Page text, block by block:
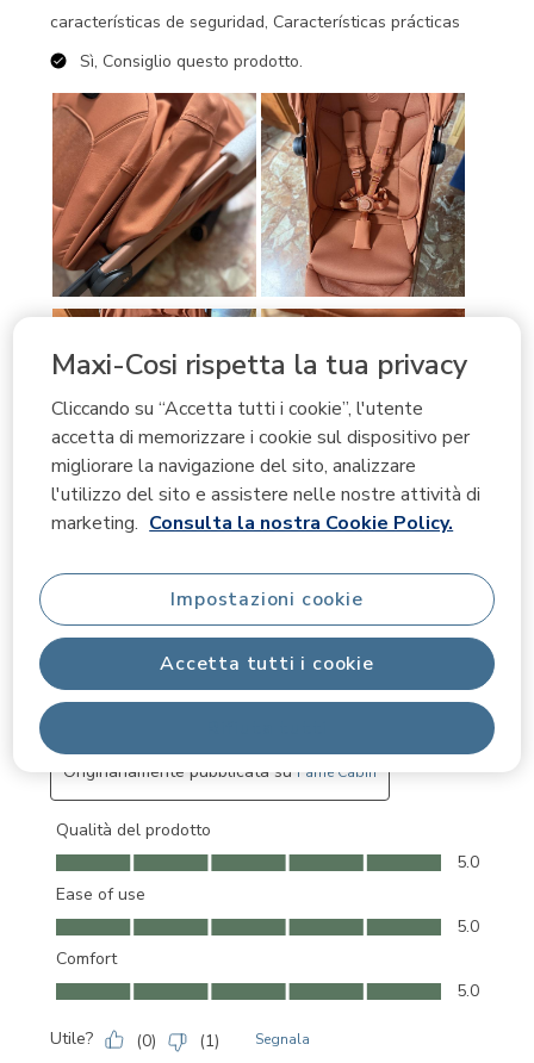
Maxi-Cosi rispetta la tua privacy
Cliccando su “Accetta tutti i cookie”, l'utente
accetta di memorizzare i cookie sul dispositivo per
migliorare la navigazione del sito, analizzare
l'utilizzo del sito e assistere nelle nostre attività di
marketing. Consulta la nostra Cookie Policy.
Accetta tutti i cookie
Impostazioni cookie
características de seguridad, Características prácticas
Sì, Consiglio questo prodotto.
Originariamente pubblicata suFame Cabin
Qualità del prodotto
Qualità del prodotto, 5.0 su 5
5.0
Ease of use
Ease of use, 5.0 su 5
5.0
Comfort
Comfort, 5.0 su 5
5.0
Utile? (0) (1) Segnala